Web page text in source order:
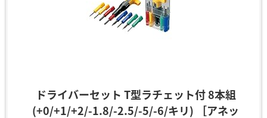
ドライバーセット T型ラチェット付 8本組
(+0/+1/+2/-1.8/-2.5/-5/-6/キリ) ［アネッ